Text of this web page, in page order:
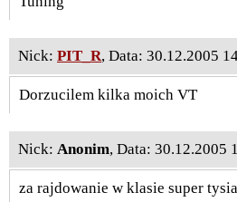
Nick: PIT_R, Data: 30.12.2005
Dorzucilem kilka moich VT
Nick: Anonim, Data: 30.12.2005
za rajdowanie w klasie super